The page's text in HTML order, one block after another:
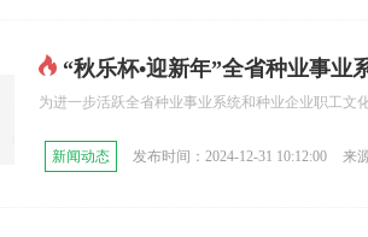
“秋乐杯•迎新年”全省种业事业
为进一步活跃全省种业事业系统和种业企业职工文
新闻动态 发布时间：2024-12-31 10:12:00 来